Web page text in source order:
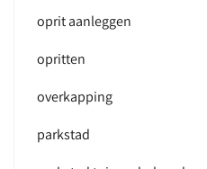
oprit aanleggen
opritten
overkapping
parkstad